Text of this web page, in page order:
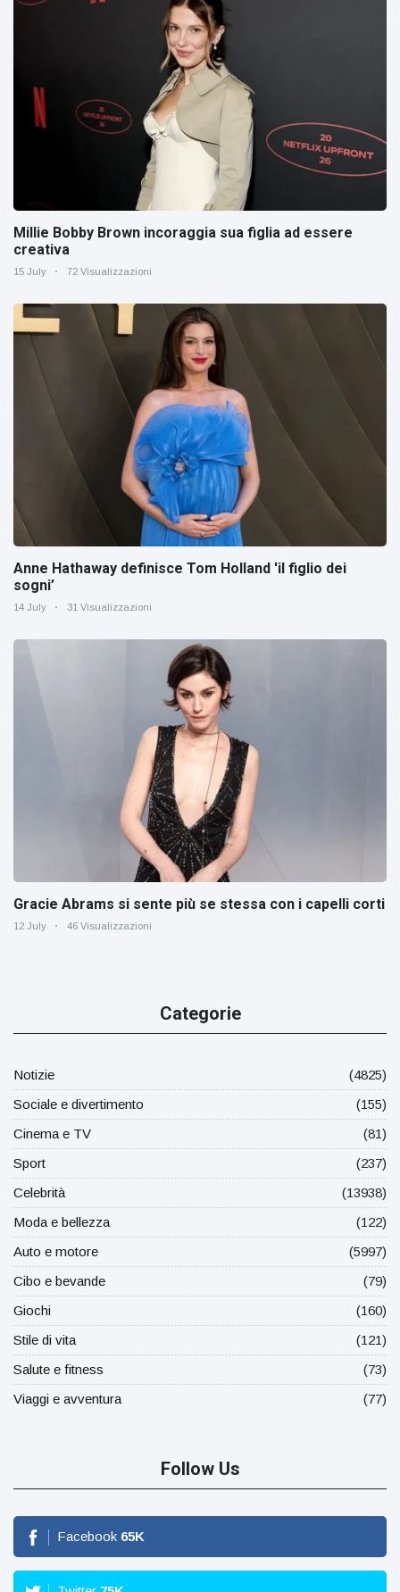
Millie Bobby Brown incoraggia sua figlia ad essere
creativa
15 July 72 Visualizzazioni
Anne Hathaway definisce Tom Holland 'il figlio dei
sogni’
14 July 31 Visualizzazioni
Gracie Abrams si sente più se stessa con i capelli corti
12 July 46 Visualizzazioni
Categorie
Notizie
(4825)
Sociale e divertimento
(155)
Cinema e TV
(81)
Sport
(237)
Celebrità
(13938)
Moda e bellezza
(122)
Auto e motore
(5997)
Cibo e bevande
(79)
Giochi
(160)
Stile di vita
(121)
Salute e fitness
(73)
Viaggi e avventura
(77)
Follow Us
Facebook 65K